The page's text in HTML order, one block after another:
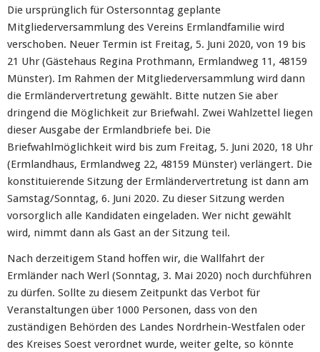
Die ursprünglich für Ostersonntag geplante
Mitgliederversammlung des Vereins Ermlandfamilie wird
verschoben. Neuer Termin ist Freitag, 5. Juni 2020, von 19 bis
21 Uhr (Gästehaus Regina Prothmann, Ermlandweg 11, 48159
Münster). Im Rahmen der Mitgliederversammlung wird dann
die Ermländervertretung gewählt. Bitte nutzen Sie aber
dringend die Möglichkeit zur Briefwahl. Zwei Wahlzettel liegen
dieser Ausgabe der Ermlandbriefe bei. Die
Briefwahlmöglichkeit wird bis zum Freitag, 5. Juni 2020, 18 Uhr
(Ermlandhaus, Ermlandweg 22, 48159 Münster) verlängert. Die
konstituierende Sitzung der Ermländervertretung ist dann am
Samstag/Sonntag, 6. Juni 2020. Zu dieser Sitzung werden
vorsorglich alle Kandidaten eingeladen. Wer nicht gewählt
wird, nimmt dann als Gast an der Sitzung teil.
Nach derzeitigem Stand hoffen wir, die Wallfahrt der
Ermländer nach Werl (Sonntag, 3. Mai 2020) noch durchführen
zu dürfen. Sollte zu diesem Zeitpunkt das Verbot für
Veranstaltungen über 1000 Personen, dass von den
zuständigen Behörden des Landes Nordrhein-Westfalen oder
des Kreises Soest verordnet wurde, weiter gelte, so könnte